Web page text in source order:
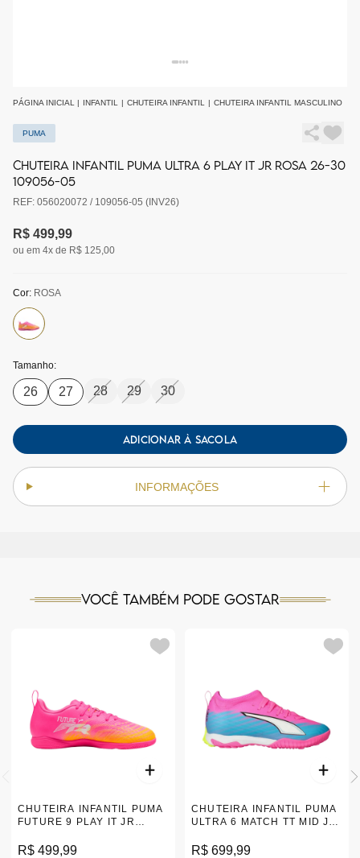
PÁGINA INICIAL | INFANTIL | CHUTEIRA INFANTIL | CHUTEIRA INFANTIL MASCULINO
PUMA
CHUTEIRA INFANTIL PUMA ULTRA 6 PLAY IT JR ROSA 26-30
109056-05
REF: 056020072 / 109056-05 (INV26)
R$ 499,99
ou em 4x de R$ 125,00
Cor: ROSA
Tamanho:
26 27 28 29 30
ADICIONAR À SACOLA
INFORMAÇÕES
Você também pode gostar
CHUTEIRA INFANTIL PUMA
FUTURE 9 PLAY IT JR
R$ 499,99
CHUTEIRA INFANTIL PUMA
ULTRA 6 MATCH TT MID JR
R$ 699,99